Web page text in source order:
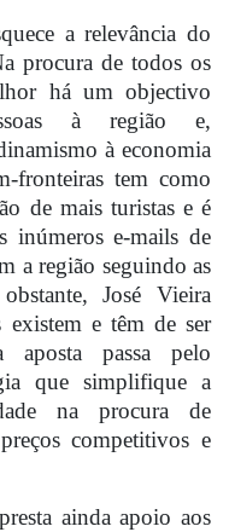
a relevância do
procura de todos os
há um objectivo
à região e,
à economia
fronteiras tem como
de mais turistas e é
inúmeros e-mails de
a região seguindo as
José Vieira
existem e têm de ser
passa pelo
que simplifique a
na procura de
competitivos e
ainda apoio aos